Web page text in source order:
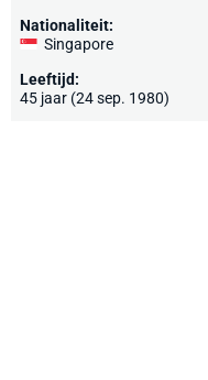
Nationaliteit:
Singapore
Leeftijd:
45 jaar (24 sep. 1980)